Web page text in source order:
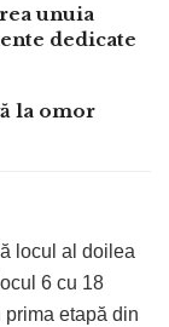
unuia
dedicate
la omor
locul al doilea
6 cu 18
etapă din